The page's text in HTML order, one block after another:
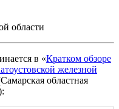
области
в «Кратком обзоре
железной
областная